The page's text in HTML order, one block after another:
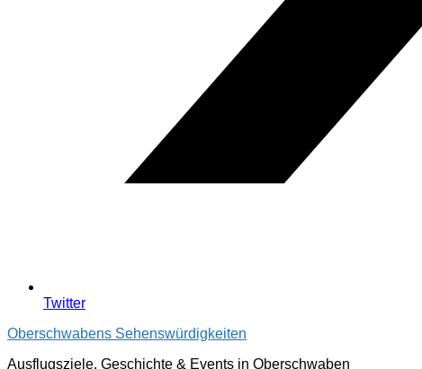
Twitter
Oberschwabens Sehenswürdigkeiten
Ausflugsziele, Geschichte & Events in Oberschwaben